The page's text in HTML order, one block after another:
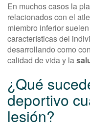
En muchos casos la
relacionados con el
miembro inferior
características del
desarrollando como
calidad de vida y la
¿Qué
deportivo
lesión?